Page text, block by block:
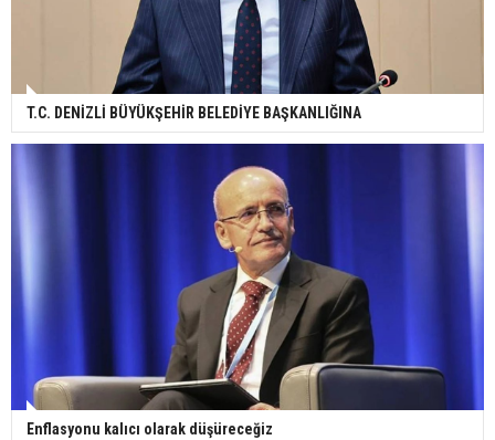
T.C. DENİZLİ BÜYÜKŞEHİR BELEDİYE BAŞKANLIĞINA
Enflasyonu kalıcı olarak düşüreceğiz